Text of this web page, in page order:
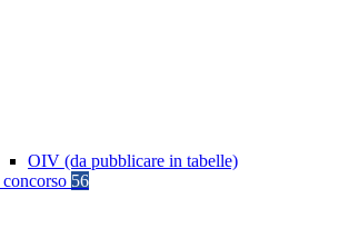
OIV (da pubblicare in tabelle)
56